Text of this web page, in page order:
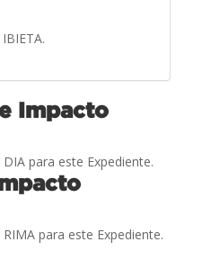
IBIETA.
Impacto
para este Expediente.
para este Expediente.